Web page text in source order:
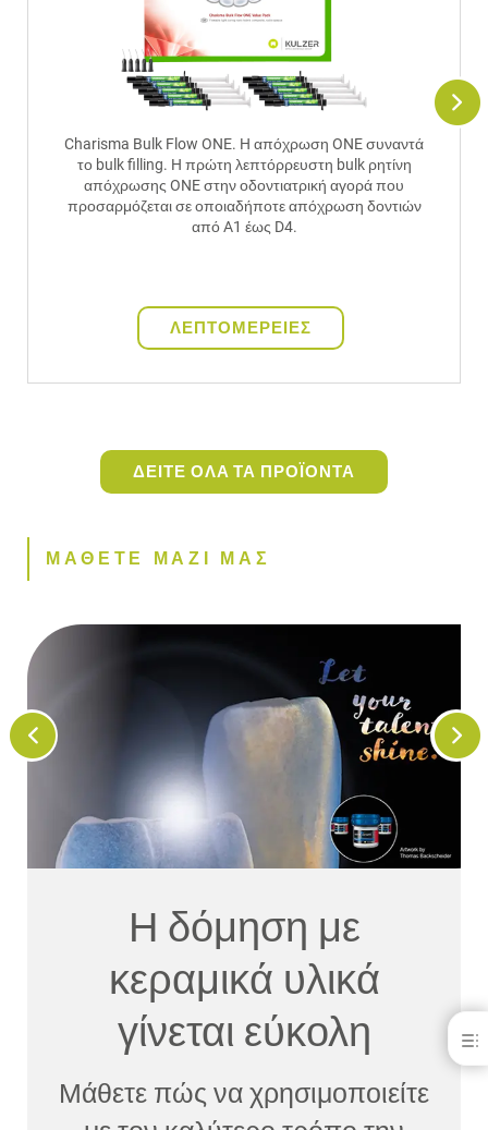
ΕΞΥΠΗΡΕΤΕΙ ΤΟΥΣ ΕΠΑΓΓΕΛΜΑΤΙΕΣ ΜΕ ΠΟΛΛΟΥΣ ΤΡΟΠΟΥΣ
ΓΙΑ ΑΥΤΕΣ ΤΙΣ ΛΥΣΕΙΣ ΠΟΥ ΣΑΣ ΠΡΟΣΦΕΡΕΙ Η KULZER;
ΜΑΘΕΤΕ ΜΑΖΙ ΜΑΣ
Charisma Bulk Flow ONE. H απόχρωση ONE συναντά
το bulk filling. H πρώτη λεπτόρρευστη bulk ρητίνη
απόχρωσης ONE στην οδοντιατρική αγορά που
προσαρμόζεται σε οποιαδήποτε απόχρωση δοντιών
από A1 έως D4.
ΛΕΠΤΟΜΕΡΕΙΕΣ
ΔΕΙΤΕ ΟΛΑ ΤΑ ΠΡΟΪΟΝΤΑ
ΜΑΘΕΤΕ ΜΑΖΙ ΜΑΣ
Η δόμηση με
κεραμικά υλικά
γίνεται εύκολη
Μάθετε πώς να χρησιμοποιείτε